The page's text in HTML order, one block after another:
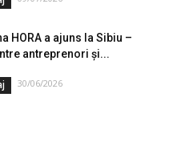
HORA a ajuns la Sibiu –
antreprenori și...
30/06/2026